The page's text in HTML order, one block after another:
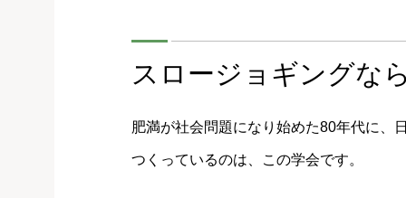
スロージョギングな
肥満が社会問題になり始めた80年代に、
つくっているのは、この学会です。